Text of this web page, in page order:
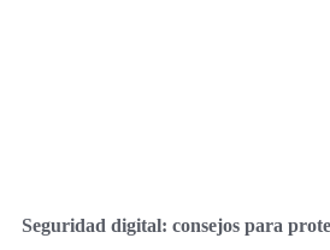
Seguridad digital: consejos para